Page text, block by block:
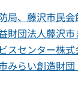
局、藤沢市民
財団法人藤沢
スセンター株
みらい創造財団